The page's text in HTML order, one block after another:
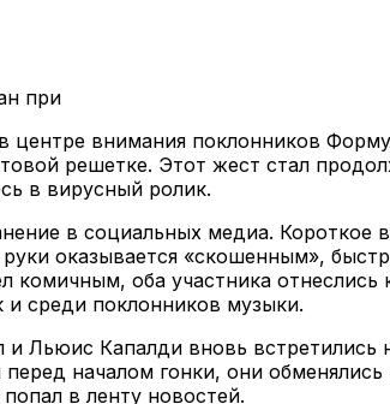
внимания поклонников
решетке. Этот жест стал
в вирусный ролик.
в социальных медиа. Короткое
оказывается «скошенным»,
оба участника отнеслись
и среди поклонников музыки.
Льюис Капалди вновь встретились
началом гонки, они
в ленту новостей.